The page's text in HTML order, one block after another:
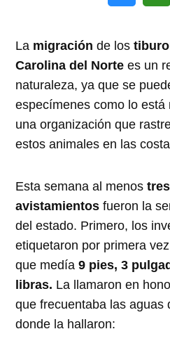
La migración de los
Carolina del Norte es un
naturaleza, ya que se
especímenes como lo está
una organización que
estos animales en las
Esta semana al menos
avistamientos fueron la
del estado. Primero, los
etiquetaron por primera
que medía9 pies, 3
libras. La llamaron en
que frecuentaba las aguas
donde la hallaron: